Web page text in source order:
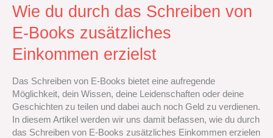
Wie du durch das Schreiben von
E-Books zusätzliches
Einkommen erzielst
Das Schreiben von E-Books bietet eine aufregende
Möglichkeit, dein Wissen, deine Leidenschaften oder deine
Geschichten zu teilen und dabei auch noch Geld zu verdienen.
In diesem Artikel werden wir uns damit befassen, wie du durch
das Schreiben von E-Books zusätzliches Einkommen erzielen
Wie
du
durch
Schreiben
E-
Books
zusätzliches
Einkommen
erzielst